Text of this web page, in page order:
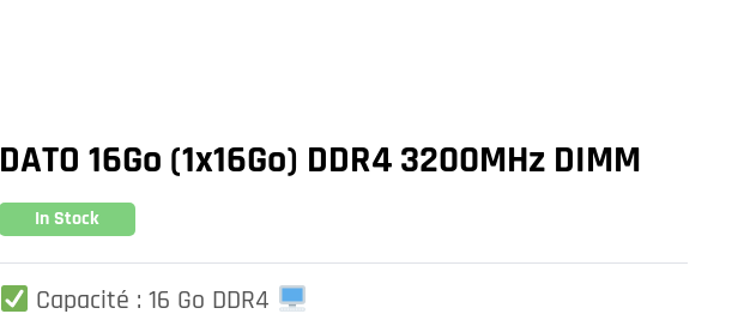
DATO 16Go (1x16Go) DDR4 3200MHz DIMM
In Stock
Capacité : 16 Go DDR4